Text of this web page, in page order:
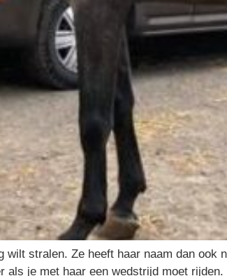
wilt stralen. Ze heeft haar naam dan
als je met haar een wedstrijd moet